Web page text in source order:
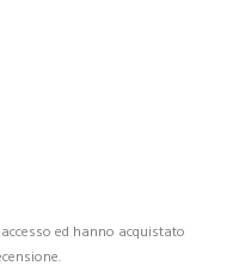
ed hanno acquistato